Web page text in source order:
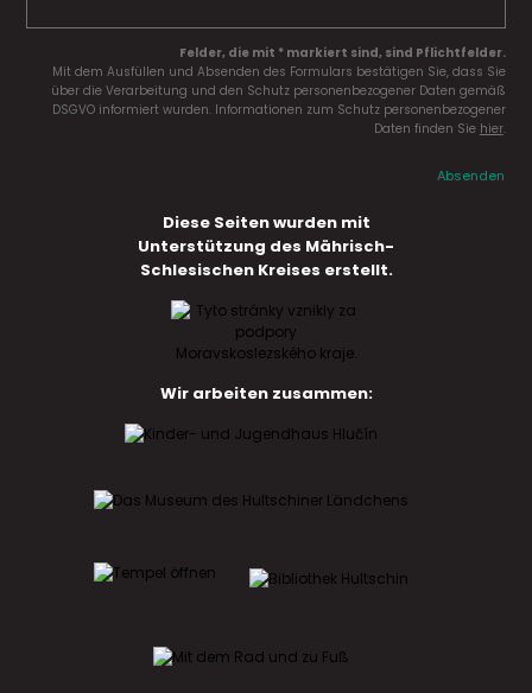
Felder, die mit * markiert sind, sind Pflichtfelder.
Mit dem Ausfüllen und Absenden des Formulars bestätigen Sie, dass Sie
über die Verarbeitung und den Schutz personenbezogener Daten gemäß
DSGVO informiert wurden. Informationen zum Schutz personenbezogener
Daten finden Sie hier.
Absenden
Diese Seiten wurden mit
Unterstützung des Mährisch-
Schlesischen Kreises erstellt.
Wir arbeiten zusammen: